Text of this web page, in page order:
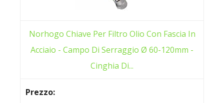
Norhogo Chiave Per Filtro Olio Con Fascia In
Acciaio - Campo Di Serraggio Ø 60-120mm -
Cinghia Di...